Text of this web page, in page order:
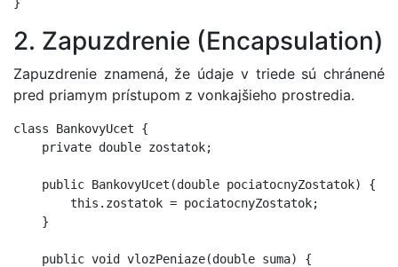
2. Zapuzdrenie (Encapsulation)
Zapuzdrenie znamená, že údaje v triede sú chránené
pred priamym prístupom z vonkajšieho prostredia.
class BankovyUcet {
    private double zostatok;
    public BankovyUcet(double pociatocnyZostatok) {
        this.zostatok = pociatocnyZostatok;
    }
    public void vlozPeniaze(double suma) {